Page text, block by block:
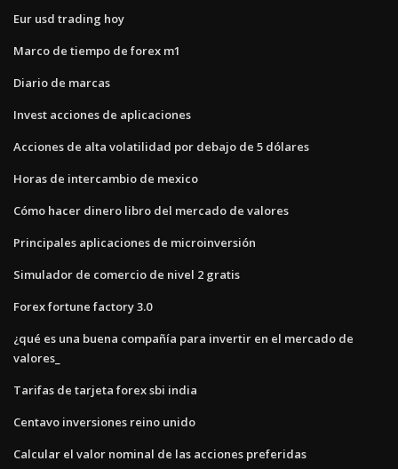
Eur usd trading hoy
Marco de tiempo de forex m1
Diario de marcas
Invest acciones de aplicaciones
Acciones de alta volatilidad por debajo de 5 dólares
Horas de intercambio de mexico
Cómo hacer dinero libro del mercado de valores
Principales aplicaciones de microinversión
Simulador de comercio de nivel 2 gratis
Forex fortune factory 3.0
¿qué es una buena compañía para invertir en el mercado de
valores_
Tarifas de tarjeta forex sbi india
Centavo inversiones reino unido
Calcular el valor nominal de las acciones preferidas